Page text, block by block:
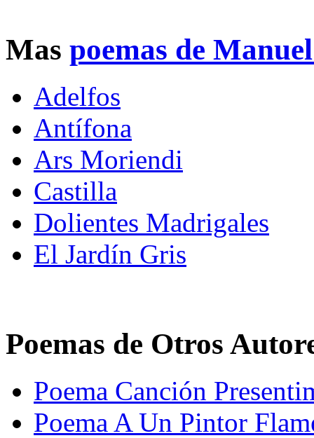
Mas poemas de
Adelfos
Antífona
Ars Moriendi
Castilla
Dolientes Madrigales
El Jardín Gris
Poemas de Otros
Poema Canción
Poema A Un Pintor